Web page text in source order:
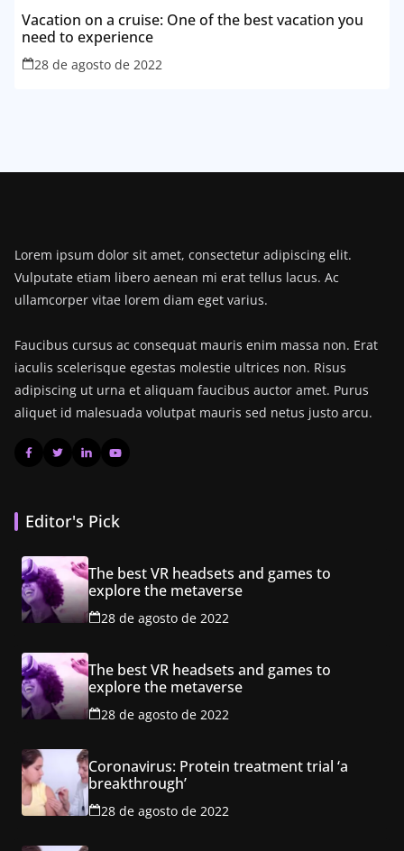
Vacation on a cruise: One of the best vacation you
need to experience
28 de agosto de 2022
Lorem ipsum dolor sit amet, consectetur adipiscing elit.
Vulputate etiam libero aenean mi erat tellus lacus. Ac
ullamcorper vitae lorem diam eget varius.
Faucibus cursus ac consequat mauris enim massa non. Erat
iaculis scelerisque egestas molestie ultrices non. Risus
adipiscing ut urna et aliquam faucibus auctor amet. Purus
aliquet id malesuada volutpat mauris sed netus justo arcu.
Editor's Pick
The best VR headsets and games to
explore the metaverse
28 de agosto de 2022
The best VR headsets and games to
explore the metaverse
28 de agosto de 2022
Coronavirus: Protein treatment trial ‘a
breakthrough’
28 de agosto de 2022